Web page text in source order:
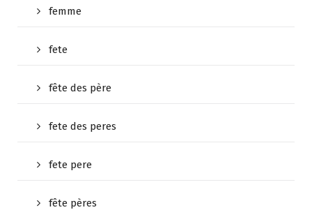
femme
fete
fête des père
fete des peres
fete pere
fête pères